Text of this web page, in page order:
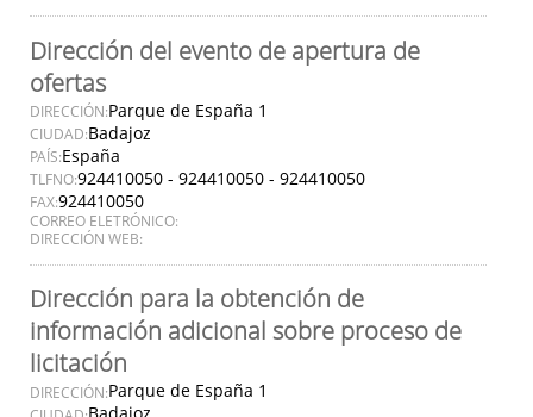
Dirección del evento de apertura de
ofertas
DIRECCIÓN:Parque de España 1
CIUDAD:Badajoz
PAÍS:España
TLFNO:924410050 - 924410050 - 924410050
FAX:924410050
CORREO ELETRÓNICO:
DIRECCIÓN WEB:
Dirección para la obtención de
información adicional sobre proceso de
licitación
DIRECCIÓN:Parque de España 1